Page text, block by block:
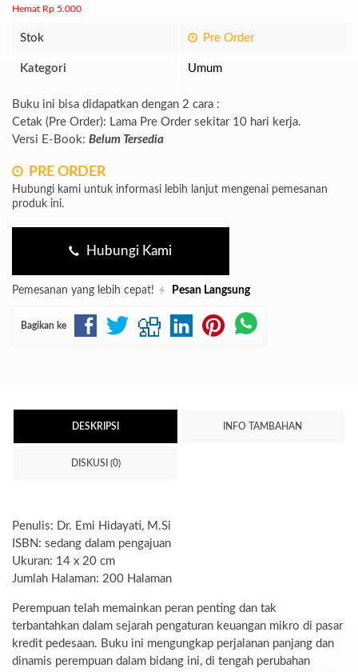
Hemat Rp 5.000
Stok Pre Order
Kategori Umum
Buku ini bisa didapatkan dengan 2 cara :
Cetak (Pre Order): Lama Pre Order sekitar 10 hari kerja.
Versi E-Book: Belum Tersedia
PRE ORDER
Hubungi kami untuk informasi lebih lanjut mengenai pemesanan
produk ini.
Hubungi Kami
Pemesanan yang lebih cepat! Pesan Langsung
Bagikan ke
DESKRIPSI INFO TAMBAHAN
DISKUSI (0)
Penulis: Dr. Emi Hidayati, M.Si
ISBN: sedang dalam pengajuan
Ukuran: 14 x 20 cm
Jumlah Halaman: 200 Halaman
Perempuan telah memainkan peran penting dan tak
terbantahkan dalam sejarah pengaturan keuangan mikro di pasar
kredit pedesaan. Buku ini mengungkap perjalanan panjang dan
dinamis perempuan dalam bidang ini, di tengah perubahan